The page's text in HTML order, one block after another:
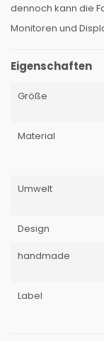
dennoch kann die
Monitoren und
Eigenschaften
Größe
Material
Umwelt
Design
handmade
Label